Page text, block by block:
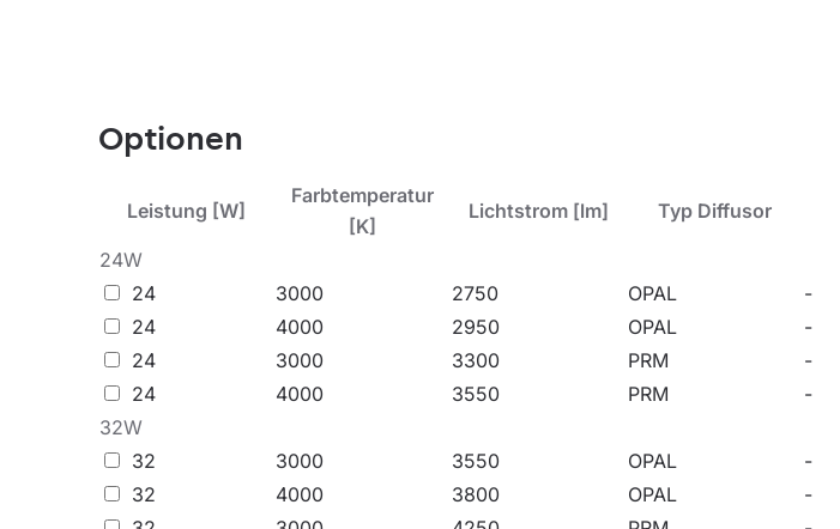
Andere Produkte aus der Compact LED-Familie
Optionen
Leistung [W]
Farbtemperatur
[K]
Lichtstrom [lm] Typ Diffusor
24W
24
3000 2750 OPAL -
24
4000 2950 OPAL -
24
3000 3300 PRM -
24
4000 3550 PRM -
32W
32
3000 3550 OPAL -
32
4000 3800 OPAL -